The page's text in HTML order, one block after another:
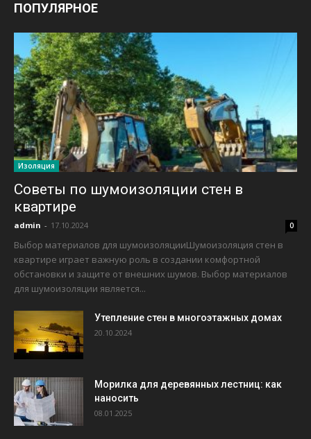
ПОПУЛЯРНОЕ
Изоляция
Советы по шумоизоляции стен в
квартире
admin - 17.10.2024 0
Выбор материалов для шумоизоляцииШумоизоляция стен в
квартире играет важную роль в создании комфортной
обстановки и защите от внешних шумов. Выбор материалов
для шумоизоляции является...
Утепление стен в многоэтажных домах
20.10.2024
Морилка для деревянных лестниц: как
наносить
08.01.2025